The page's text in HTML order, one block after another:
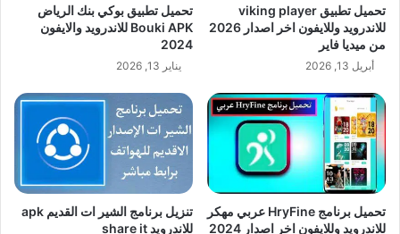
تحميل تطبيق viking player
للاندرويد وللايفون اخر اصدار 2026
من ميديا فاير
أبريل 13, 2026
تحميل تطبيق بوكي بنك الرياض
Bouki APK للاندرويد والايفون
2024
يناير 13, 2026
تحميل برنامج HryFine عربي مهكر
للاندرويد وللايفون اخر اصدار 2024
تنزيل برنامج الشير ات القديم apk
للاندرويد share it